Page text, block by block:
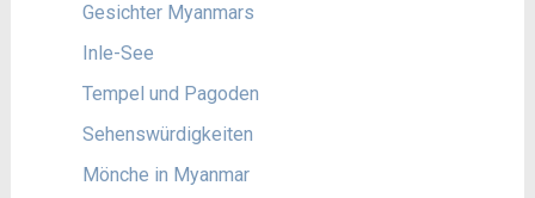
Gesichter Myanmars
Inle-See
Tempel und Pagoden
Sehenswürdigkeiten
Mönche in Myanmar